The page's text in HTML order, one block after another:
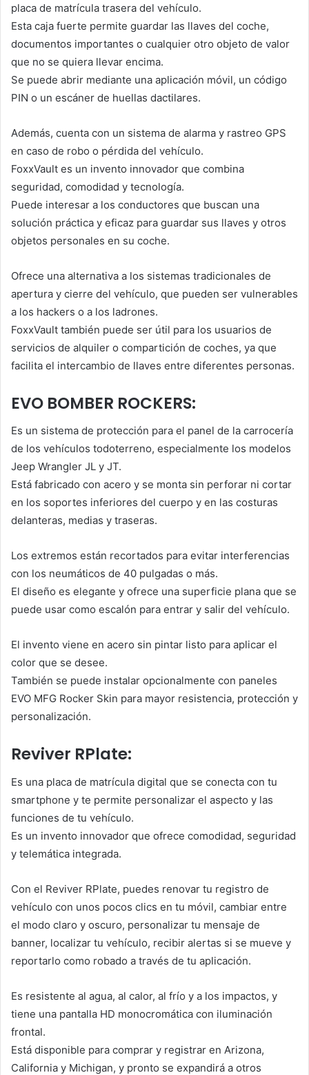
placa de matrícula trasera del vehículo.
Esta caja fuerte permite guardar las llaves del coche,
documentos importantes o cualquier otro objeto de valor
que no se quiera llevar encima.
Se puede abrir mediante una aplicación móvil, un código
PIN o un escáner de huellas dactilares.
Además, cuenta con un sistema de alarma y rastreo GPS
en caso de robo o pérdida del vehículo.
FoxxVault es un invento innovador que combina
seguridad, comodidad y tecnología.
Puede interesar a los conductores que buscan una
solución práctica y eficaz para guardar sus llaves y otros
objetos personales en su coche.
Ofrece una alternativa a los sistemas tradicionales de
apertura y cierre del vehículo, que pueden ser vulnerables
a los hackers o a los ladrones.
FoxxVault también puede ser útil para los usuarios de
servicios de alquiler o compartición de coches, ya que
facilita el intercambio de llaves entre diferentes personas.
EVO BOMBER ROCKERS:
Es un sistema de protección para el panel de la carrocería
de los vehículos todoterreno, especialmente los modelos
Jeep Wrangler JL y JT.
Está fabricado con acero y se monta sin perforar ni cortar
en los soportes inferiores del cuerpo y en las costuras
delanteras, medias y traseras.
Los extremos están recortados para evitar interferencias
con los neumáticos de 40 pulgadas o más.
El diseño es elegante y ofrece una superficie plana que se
puede usar como escalón para entrar y salir del vehículo.
El invento viene en acero sin pintar listo para aplicar el
color que se desee.
También se puede instalar opcionalmente con paneles
EVO MFG Rocker Skin para mayor resistencia, protección y
personalización.
Reviver RPlate:
Es una placa de matrícula digital que se conecta con tu
smartphone y te permite personalizar el aspecto y las
funciones de tu vehículo.
Es un invento innovador que ofrece comodidad, seguridad
y telemática integrada.
Con el Reviver RPlate, puedes renovar tu registro de
vehículo con unos pocos clics en tu móvil, cambiar entre
el modo claro y oscuro, personalizar tu mensaje de
banner, localizar tu vehículo, recibir alertas si se mueve y
reportarlo como robado a través de tu aplicación.
Es resistente al agua, al calor, al frío y a los impactos, y
tiene una pantalla HD monocromática con iluminación
frontal.
Está disponible para comprar y registrar en Arizona,
California y Michigan, y pronto se expandirá a otros